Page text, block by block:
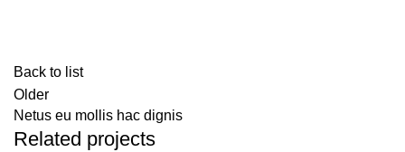
Back to list
Older
Netus eu mollis hac dignis
Related projects